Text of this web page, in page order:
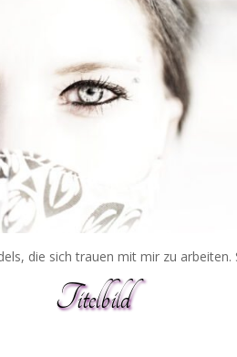
die sich trauen mit mir zu
Titelbild